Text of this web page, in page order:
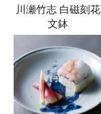
川瀬竹志 白磁刻花
文鉢